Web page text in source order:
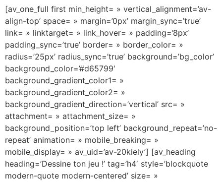
[av_one_full first min_height= » vertical_alignment=’av-
align-top’ space= » margin=’0px’ margin_sync=’true’
link= » linktarget= » link_hover= » padding=’8px’
padding_sync=’true’ border= » border_color= »
radius=’25px’ radius_sync=’true’ background=’bg_color’
background_color=’#d65799′
background_gradient_color1= »
background_gradient_color2= »
background_gradient_direction=’vertical’ src= »
attachment= » attachment_size= »
background_position=’top left’ background_repeat=’no-
repeat’ animation= » mobile_breaking= »
mobile_display= » av_uid=’av-20kiely’] [av_heading
heading=’Dessine ton jeu !’ tag=’h4′ style=’blockquote
modern-quote modern-centered’ size= »